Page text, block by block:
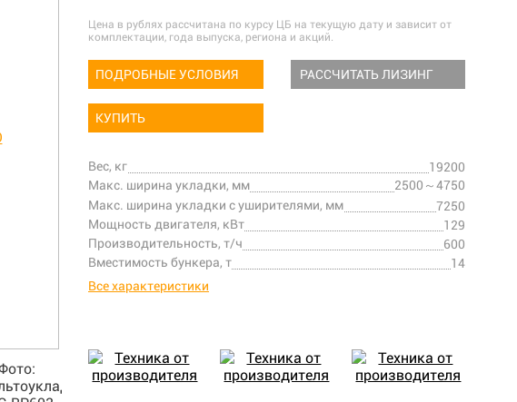
Цена в рублях рассчитана по курсу ЦБ на текущую дату и зависит от
комплектации, года выпуска, региона и акций.
ПОДРОБНЫЕ УСЛОВИЯ РАССЧИТАТЬ ЛИЗИНГ
КУПИТЬ
Вес, кг
19200
Макс. ширина укладки, мм
2500～4750
Макс. ширина укладки с уширителями, мм
7250
Мощность двигателя, кВт
129
Производительность, т/ч
600
Вместимость бункера, т
14
Все характеристики